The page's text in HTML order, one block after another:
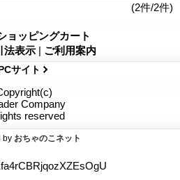
(2件/2件)
ョッピングカート
法表示 | ご利用案内
サイト
Company
reserved
by おちゃのこネット